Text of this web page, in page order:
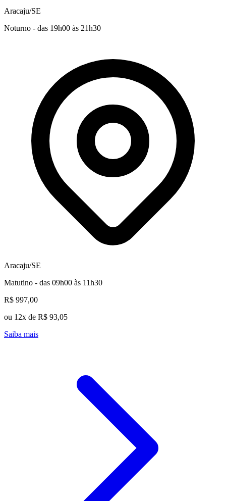
Aracaju/SE
Noturno - das 19h00 às 21h30
Aracaju/SE
Matutino - das 09h00 às 11h30
R$ 997,00
ou 12x de R$ 93,05
Saiba mais